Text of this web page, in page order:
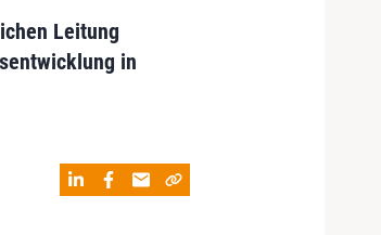
Leitung
in